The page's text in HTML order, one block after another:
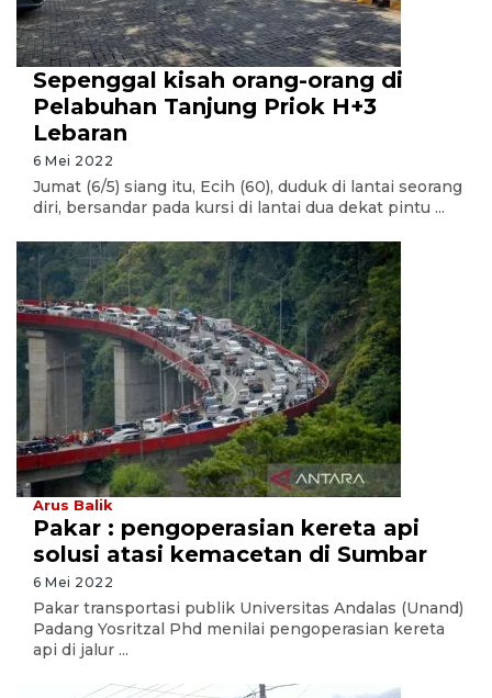
Sepenggal kisah orang-orang di
Pelabuhan Tanjung Priok H+3
Lebaran
6 Mei 2022
Jumat (6/5) siang itu, Ecih (60), duduk di lantai seorang
diri, bersandar pada kursi di lantai dua dekat pintu ...
Arus Balik
Pakar : pengoperasian kereta api
solusi atasi kemacetan di Sumbar
6 Mei 2022
Pakar transportasi publik Universitas Andalas (Unand)
Padang Yosritzal Phd menilai pengoperasian kereta
api di jalur ...